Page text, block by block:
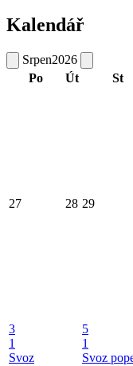
Kalendář
Srpen2026
Po
Út St
27 28 29
3
1
Svoz
5
1
Svoz